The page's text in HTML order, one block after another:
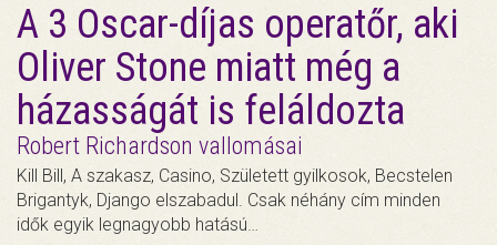
A 3 Oscar-díjas operatőr, aki
Oliver Stone miatt még a
házasságát is feláldozta
Robert Richardson vallomásai
Kill Bill, A szakasz, Casino, Született gyilkosok, Becstelen
Brigantyk, Django elszabadul. Csak néhány cím minden
idők egyik legnagyobb hatású…